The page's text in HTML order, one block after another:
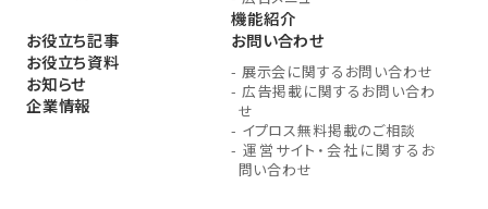
機能紹介
お役立ち記事
お役立ち資料
お知らせ
企業情報
お問い合わせ
- 展示会に関するお問い合わせ
- 広告掲載に関するお問い合わ
せ
- イプロス無料掲載のご相談
- 運営サイト・会社に関するお
問い合わせ